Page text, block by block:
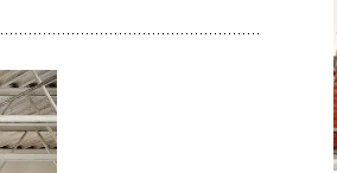
タルスペース
を導入するメリット